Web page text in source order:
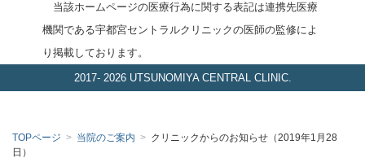
当該ホームページの医療行為に関する表記は連携先医療
機関である宇都宮セントラルクリニックの医師の監修によ
り掲載しております。
2017- 2026 UTSUNOMIYA CENTRAL CLINIC.
TOPページ > 当院のご案内 > クリニックからのお知らせ（2019年1月28
日）